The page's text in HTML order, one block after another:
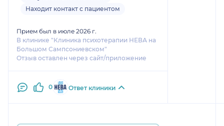
Находит контакт с пациентом
Прием был в июле 2026 г.
В клинике "Клиника психотерапии НЕВА на
Большом Сампсониевском"
Отзыв оставлен через сайт/приложение
0 Ответ клиники